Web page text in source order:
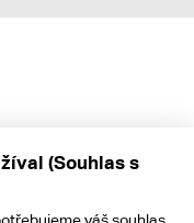
(Souhlas s